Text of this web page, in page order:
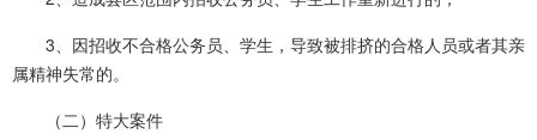
3、因招收不合格公务员、学生，导致被排挤的合格人员或者其亲
属精神失常的。
（二）特大案件